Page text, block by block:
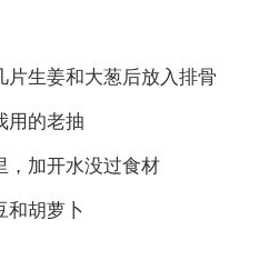
片生姜和大葱后放入排骨
用的老抽
，加开水没过食材
和胡萝卜